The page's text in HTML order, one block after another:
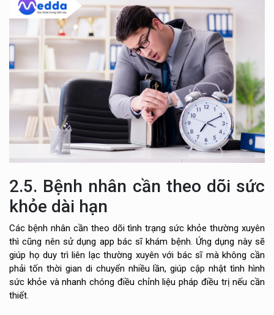
2.5. Bệnh nhân cần theo dõi sức
khỏe dài hạn
Các bệnh nhân cần theo dõi tình trạng sức khỏe thường xuyên
thì cũng nên sử dụng app bác sĩ khám bệnh. Ứng dụng này sẽ
giúp họ duy trì liên lạc thường xuyên với bác sĩ mà không cần
phải tốn thời gian di chuyển nhiều lần, giúp cập nhật tình hình
sức khỏe và nhanh chóng điều chỉnh liệu pháp điều trị nếu cần
thiết.